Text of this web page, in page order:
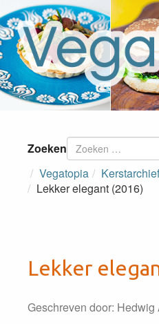
Zoeken
Vegatopia
Kerstarchief
Lekker elegant (2016)
Lekker
Geschreven door: Hedwig